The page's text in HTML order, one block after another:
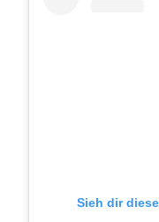
Sieh dir